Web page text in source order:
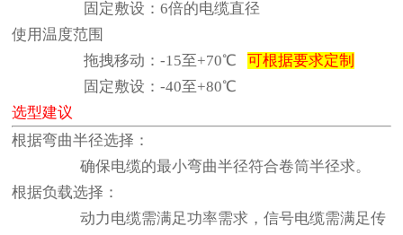
固定敷设：6倍的电缆直径
使用温度范围
拖拽移动：-15至+70℃可根据要求定制
固定敷设：-40至+80℃
选型建议
根据弯曲半径选择：
确保电缆的最小弯曲半径符合卷筒半径求。
根据负载选择：
动力电缆需满足功率需求，信号电缆需满足传